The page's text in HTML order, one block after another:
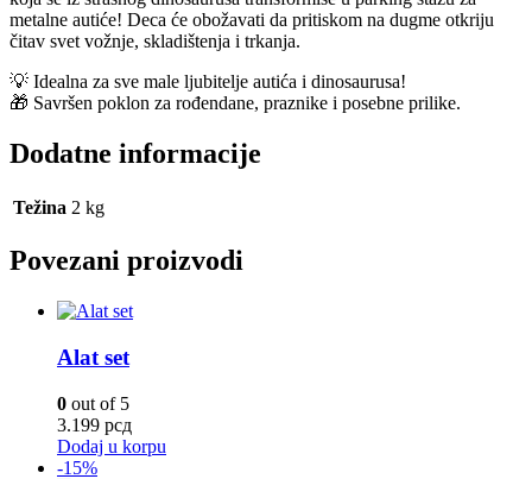
metalne autiće! Deca će obožavati da pritiskom na dugme otkriju
čitav svet vožnje, skladištenja i trkanja.
💡 Idealna za sve male ljubitelje autića i dinosaurusa!
🎁 Savršen poklon za rođendane, praznike i posebne prilike.
Dodatne informacije
Težina 2 kg
Povezani proizvodi
Alat set
0 out of 5
3.199 рсд
Dodaj u korpu
-15%